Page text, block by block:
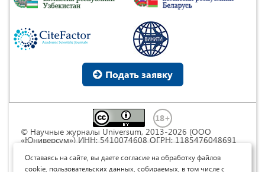
Подать заявку
© Научные журналы Universum, 2013-2026 (ООО
«Юниверсум») ИНН: 5410074608 ОГРН: 1185476048691
Commons « Attribution» («Атрибуция») 4.0
Непортированная
Оставаясь на сайте, вы даете согласие на обработку файлов
cookie, пользовательских данных, собираемых, в том числе с